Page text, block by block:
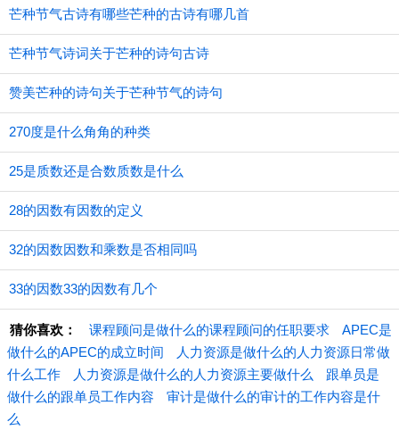
芒种节气古诗有哪些芒种的古诗有哪几首
芒种节气诗词关于芒种的诗句古诗
赞美芒种的诗句关于芒种节气的诗句
270度是什么角角的种类
25是质数还是合数质数是什么
28的因数有因数的定义
32的因数因数和乘数是否相同吗
33的因数33的因数有几个
猜你喜欢： 课程顾问是做什么的课程顾问的任职要求
APEC是
做什么的APEC的成立时间
人力资源是做什么的人力资源日常做
什么工作
人力资源是做什么的人力资源主要做什么
跟单员是
做什么的跟单员工作内容
审计是做什么的审计的工作内容是什
么